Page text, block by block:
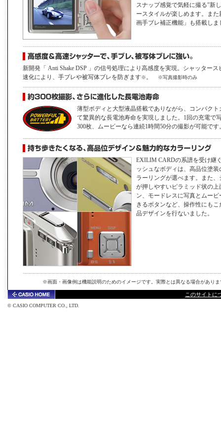
スナップ感覚で気軽に撮る”新
ースタイルが楽しめます。また
画手ブレ補正機能」も搭載しま
新開発「 Anti Shake DSP 」の信号処理により高感度を実現。シャッタース
速化により、手ブレや被写体ブレを防ぎます※。 ※写真撮影時のみ
薄型ボディと大型液晶搭載でありながら、コンパクト
て驚異的な長電池寿命を実現しました。1回の充電で
300枚、ムービーなら連続1時間50分の撮影が可能です
EXILIM CARDの系譜を受け継
ッシュなボディは、高品位塗装
ラーリングが選べます。また、
が押しやすいピラミッド状の上
ン、モードレスに写真とムービ
きるボタンなど、操作性にもこ
品デザインを行ないました。
※画面・画像例は機能説明のためのイメージです。実際とは異なる場合がありま
このサイトに
© CASIO COMPUTER CO., LTD.